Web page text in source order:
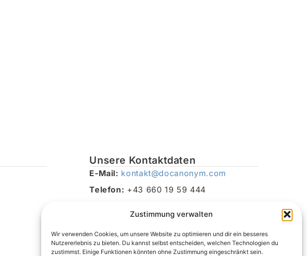
Zustimmung verwalten
Wir verwenden Cookies, um unsere Website zu optimieren und dir ein besseres
Nutzererlebnis zu bieten. Du kannst selbst entscheiden, welchen Technologien du
zustimmst. Einige Funktionen könnten ohne Zustimmung eingeschränkt sein.
Unsere Kontaktdaten
E-Mail: kontakt@docanonym.com
Telefon: +43 660 19 59 444
Traunsee, Österreich